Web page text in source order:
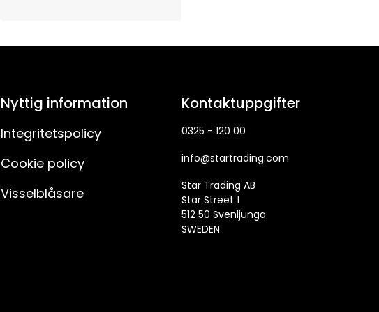
Nyttig information
Integritetspolicy
Cookie policy
Visselblåsare
Kontaktuppgifter
0325 - 120 00
info@startrading.com
Star Trading AB
Star Street 1
512 50 Svenljunga
SWEDEN